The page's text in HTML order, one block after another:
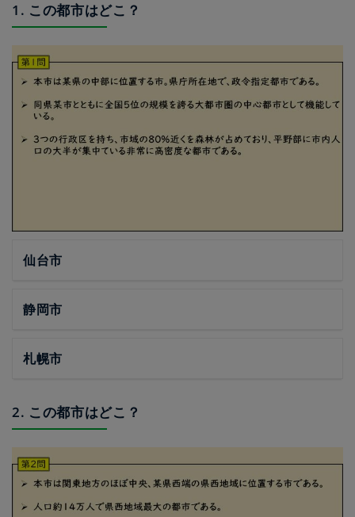
1. この都市はどこ？
仙台市
静岡市
札幌市
2. この都市はどこ？